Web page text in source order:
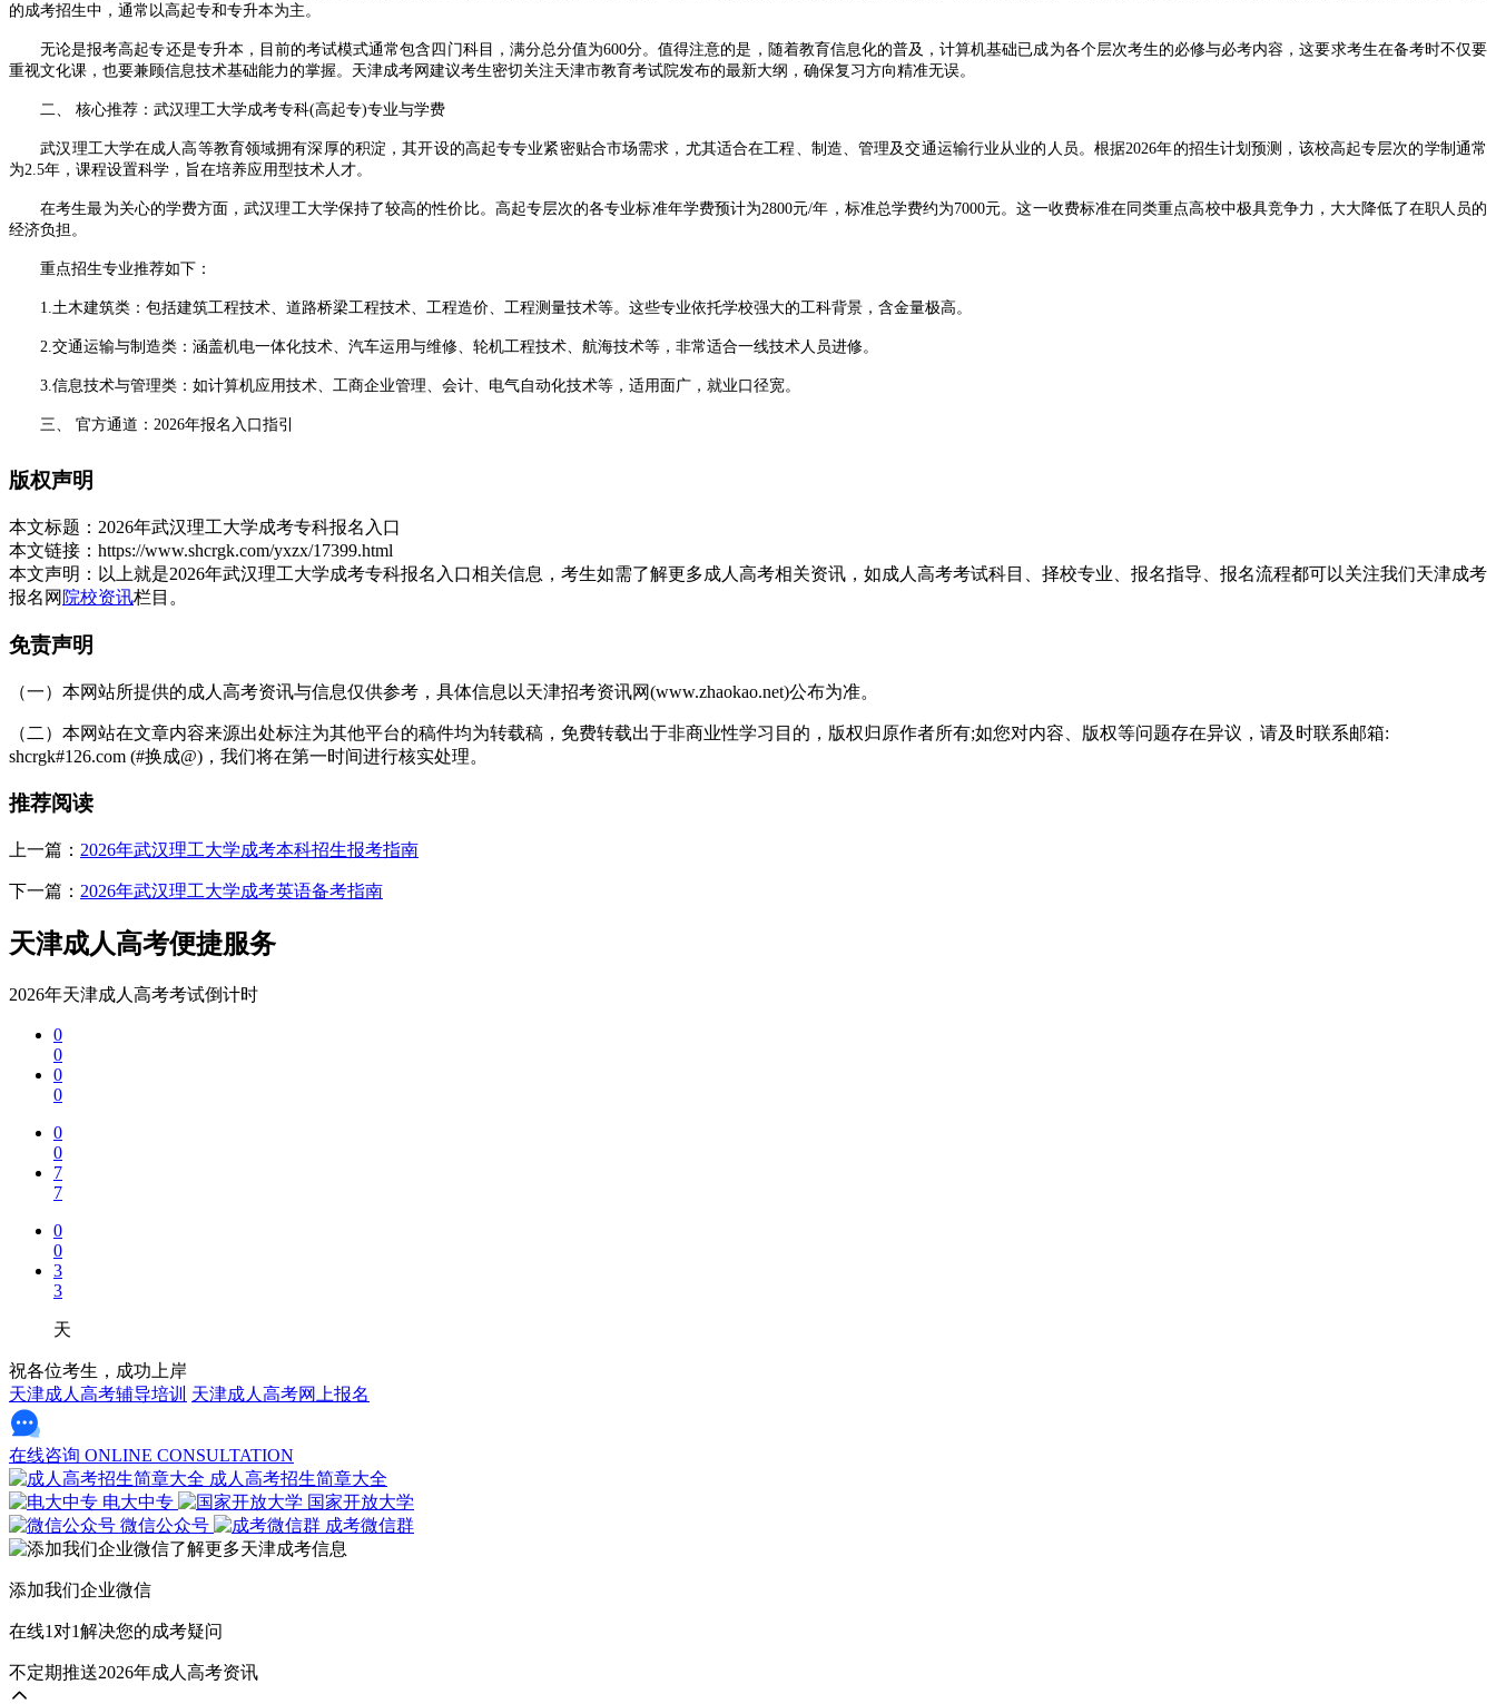
的成考招生中，通常以高起专和专升本为主。
无论是报考高起专还是专升本，目前的考试模式通常包含四门科目，满分总分值为600分。值得注意的是，随着教育信息化的普及，计算机基础已成为各个层次考生的必修与必考内容，这要求考生在备考时不仅要
重视文化课，也要兼顾信息技术基础能力的掌握。天津成考网建议考生密切关注天津市教育考试院发布的最新大纲，确保复习方向精准无误。
二、 核心推荐：武汉理工大学成考专科(高起专)专业与学费
武汉理工大学在成人高等教育领域拥有深厚的积淀，其开设的高起专专业紧密贴合市场需求，尤其适合在工程、制造、管理及交通运输行业从业的人员。根据2026年的招生计划预测，该校高起专层次的学制通常
为2.5年，课程设置科学，旨在培养应用型技术人才。
在考生最为关心的学费方面，武汉理工大学保持了较高的性价比。高起专层次的各专业标准年学费预计为2800元/年，标准总学费约为7000元。这一收费标准在同类重点高校中极具竞争力，大大降低了在职人员的
经济负担。
重点招生专业推荐如下：
1.土木建筑类：包括建筑工程技术、道路桥梁工程技术、工程造价、工程测量技术等。这些专业依托学校强大的工科背景，含金量极高。
2.交通运输与制造类：涵盖机电一体化技术、汽车运用与维修、轮机工程技术、航海技术等，非常适合一线技术人员进修。
3.信息技术与管理类：如计算机应用技术、工商企业管理、会计、电气自动化技术等，适用面广，就业口径宽。
三、 官方通道：2026年报名入口指引
理工大学成人高考报名入口
通过正规入口报名，不仅能第一时间获取最新的准考证打印、成绩查询及录取通知，还能有效避免因信息滞后导致的报考失误。
四、 天津达闻学习中心：您的专属学历规划师
在天津想要学历提升，认准天津达闻培训(达闻学习中心)，无论此时你是学历如何我们都能给你一个提升方案。我们深知每位考生的背景与需求各不相同，因此提供定制化的升学路径：
1.初中/高中/中专毕业，在天津工作多年：推荐报考成考高起专，稳扎稳打，后续无缝衔接专升本。
3.已有本科，想换专业考公/考研：推荐攻读第二学历(成考/国开)，快速拿证，为职业规划增加筹码。
4.只想快速拿证，不想参加入学考试：推荐国家开放大学，免试入学，学习形式灵活。
资。请务必把握8月底至9月初的报名窗口期，做好充分的复习准备。愿每一位努力的考生都能金榜题名，在武汉理工大学开启人生的新篇章。
展开全文
版权声明
本文标题： 2026年武汉理工大学成考专科报名入口
本文链接： https://www.shcrgk.com/yxzx/17399.html
本文声明： 以上就是2026年武汉理工大学成考专科报名入口相关信息，考生如需了解更多成人高考相关资讯，如成人高考考试科目、择校专业、报名指导、报名流程都可以关注我们天津成考
报名网 院校资讯栏目。
免责声明
（一）本网站所提供的成人高考资讯与信息仅供参考，具体信息以天津招考资讯网(www.zhaokao.net)公布为准。
（二）本网站在文章内容来源出处标注为其他平台的稿件均为转载稿，免费转载出于非商业性学习目的，版权归原作者所有;如您对内容、版权等问题存在异议，请及时联系邮箱:
shcrgk#126.com (#换成@)，我们将在第一时间进行核实处理。
推荐阅读
上一篇： 2026年武汉理工大学成考本科招生报考指南
下一篇： 2026年武汉理工大学成考英语备考指南
天津成人高考便捷服务
2026年天津成人高考考试倒计时
0
0
0
0
0
0
7
7
0
0
3
3
天
祝各位考生，成功上岸
天津成人高考辅导培训 天津成人高考网上报名
在线咨询 ONLINE CONSULTATION
成人高考招生简章大全
电大中专
国家开放大学
微信公众号
成考微信群
添加我们企业微信
在线1对1解决您的成考疑问
不定期推送2026年成人高考资讯